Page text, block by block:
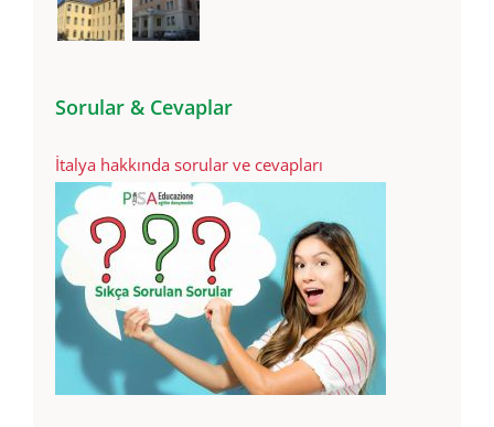
Sorular & Cevaplar
İtalya hakkında sorular ve cevapları